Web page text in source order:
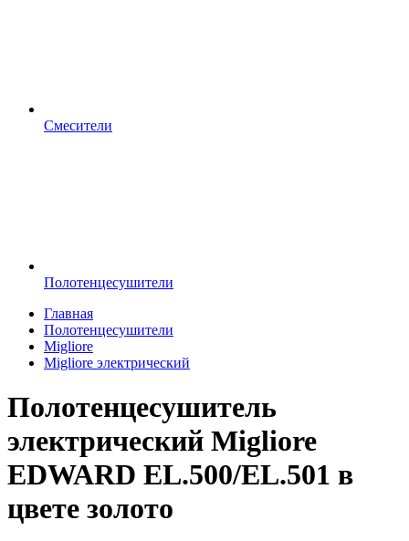
Смесители
Полотенцесушители
Главная
Полотенцесушители
Migliore
Migliore электрический
Полотенцесушитель
электрический Migliore
EDWARD EL.500/EL.501 в
цвете золото